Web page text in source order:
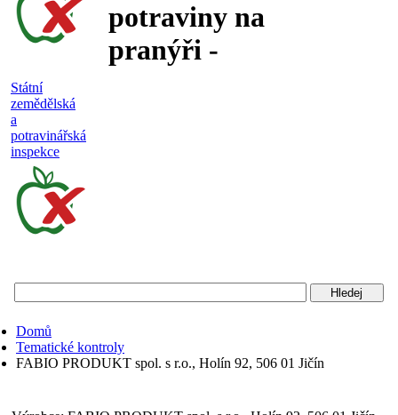
potraviny na
pranýři -
Státní
zemědělská
a
potravinářská
inspekce
potravinářská
inspekce
Domů
Tematické kontroly
FABIO PRODUKT spol. s r.o., Holín 92, 506 01 Jičín